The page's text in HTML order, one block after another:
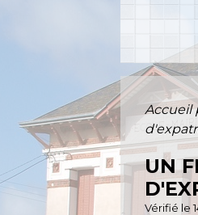
Accueil
UN
Vérifié le